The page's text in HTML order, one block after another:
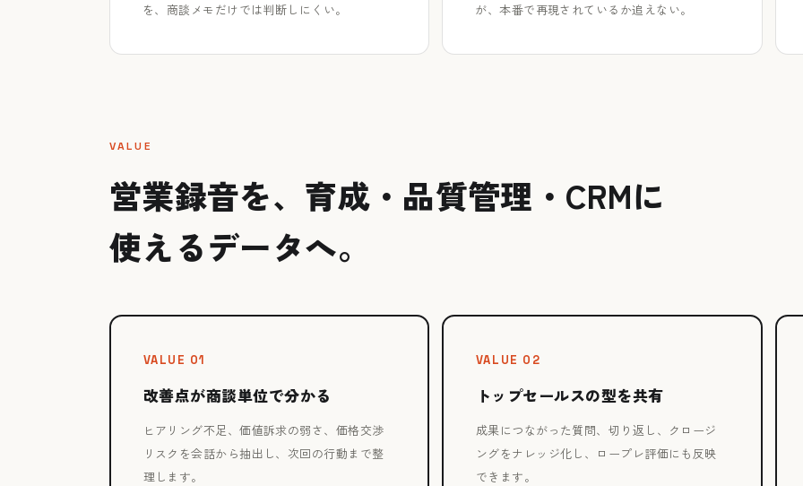
を、商談メモだけでは判断しにくい。
が、本番で再現されているか追えない。
VALUE
営業録音を、育成・品質管理・CRMに
使えるデータへ。
VALUE 01
改善点が商談単位で分かる
ヒアリング不足、価値訴求の弱さ、価格交渉
リスクを会話から抽出し、次回の行動まで整
理します。
VALUE 02
トップセールスの型を共有
成果につながった質問、切り返し、クロージ
ングをナレッジ化し、ロープレ評価にも反映
できます。